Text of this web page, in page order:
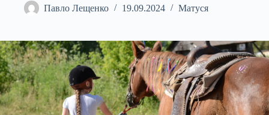
Павло Лещенко 19.09.2024 Матуся